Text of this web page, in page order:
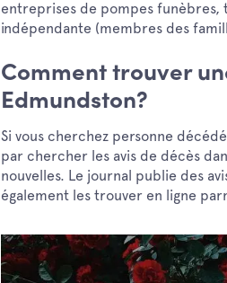
entreprises de pompes
indépendante (membres des
Comment trouver
Edmundston?
Si vous cherchez personne
par chercher les avis de décès
nouvelles. Le journal publie des
également les trouver en ligne